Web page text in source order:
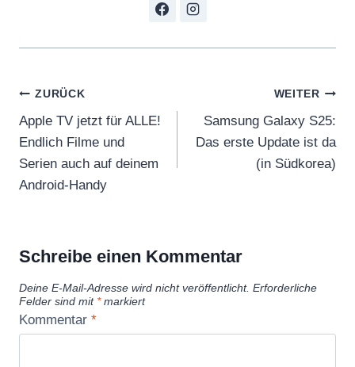
Beitragsnavigation
ZURÜCK
Apple TV jetzt für ALLE!
Endlich Filme und
Serien auch auf deinem
Android-Handy
WEITER
Samsung Galaxy S25:
Das erste Update ist da
(in Südkorea)
Schreibe einen Kommentar
Deine E-Mail-Adresse wird nicht veröffentlicht. Erforderliche
Felder sind mit *markiert
Kommentar *